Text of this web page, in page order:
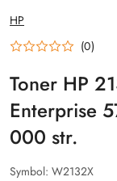
NAZWA
PRODUCENTA:
HP
(0)
Toner HP
Enterprise
000 str.
Symbol: W2132X